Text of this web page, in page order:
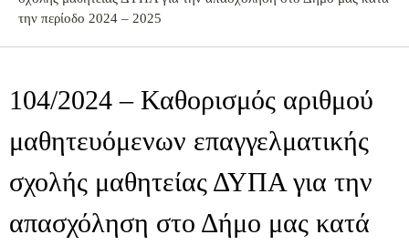
την περίοδο 2024 – 2025
104/2024 – Καθορισμός αριθμού
μαθητευόμενων επαγγελματικής
σχολής μαθητείας ΔΥΠΑ για την
απασχόληση στο Δήμο μας κατά